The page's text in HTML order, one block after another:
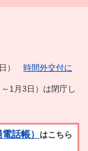
日） 時間外交付に
1月3日）は閉庁し
話帳） はこちら